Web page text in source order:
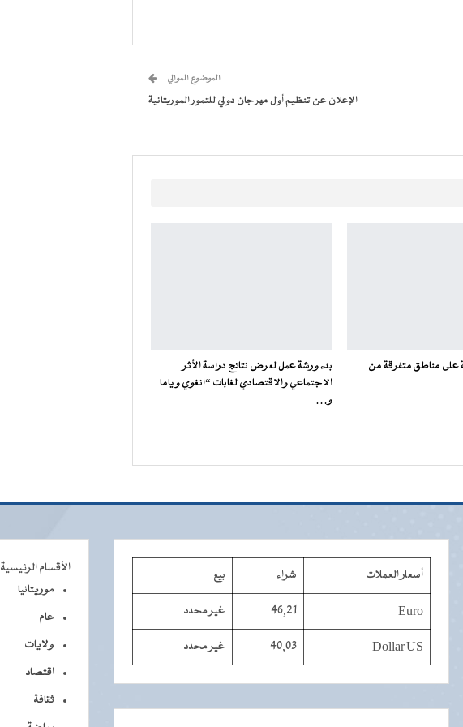
الموضوع الموالي
الإعلان عن تنظيم أول مهرجان دولي للتمور الموريتانية
مناطق متفرقة من
بدء ورشة عمل لعرض نتائج دراسة الأثر
الاجتماعي والاقتصادي لغابات “انغوي و ياما
و…
أسعار العملات شراء بيع
Euro
46,21 غير محدد
Dollar US
40,03 غير محدد
الأقسام الرئيسية
موريتانيا
عام
ولايات
اقتصاد
ثقافة